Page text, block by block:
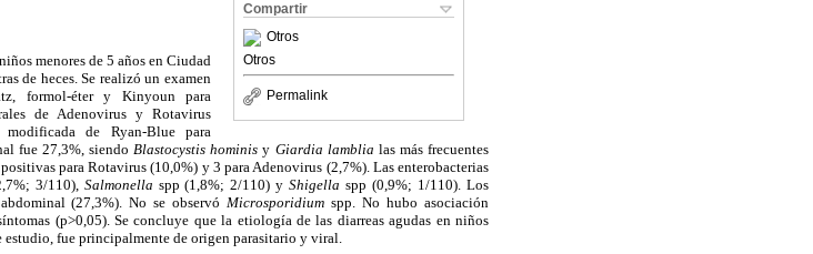
Compartir
Otros
Otros
Permalink
menores de 5 años en Ciudad
de heces. Se realizó un examen
formol-éter y Kinyoun para
de Adenovirus y Rotavirus
de Ryan-Blue para
fue 27,3%, siendo Blastocystis hominisy Giardia lamblia las más frecuentes
para Rotavirus (10,0%) y 3 para Adenovirus (2,7%). Las enterobacterias
3/110), Salmonella spp (1,8%; 2/110) yShigella spp (0,9%; 1/110). Los
(27,3%). No se observó Microsporidium spp. No hubo asociación
(p>0,05). Se concluye que la etiología de las diarreas agudas en niños
fue principalmente de origen parasitario y viral.